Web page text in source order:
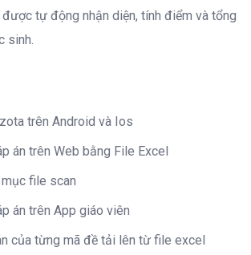
được tự động nhận diện, tính điểm và tổng
sinh.
trên Android và Ios
án trên Web bằng File Excel
file scan
án trên App giáo viên
của từng mã đề tải lên từ file excel